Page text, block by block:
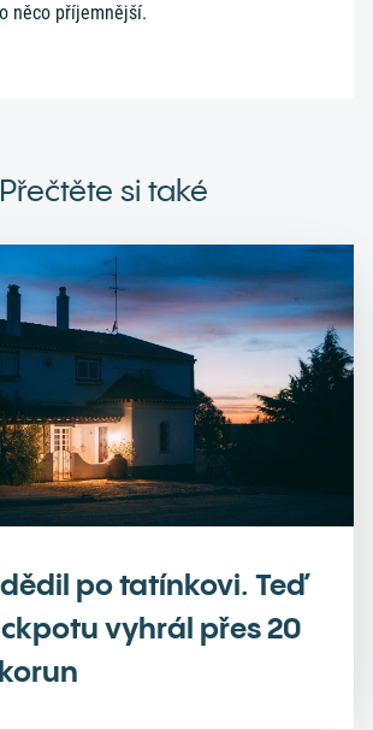
něco příjemnější.
Přečtěte si také
po tatínkovi. Teď
vyhrál přes 20